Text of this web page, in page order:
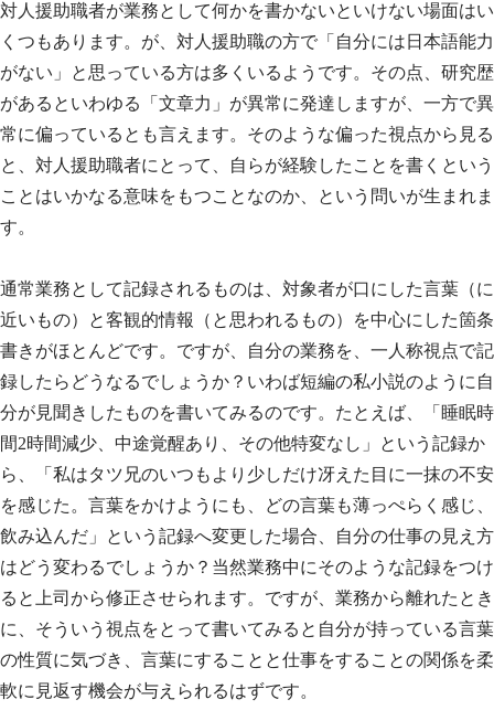
対人援助職者が業務として何かを書かないといけない場面はい
くつもあります。が、対人援助職の方で「自分には日本語能力
がない」と思っている方は多くいるようです。その点、研究歴
があるといわゆる「文章力」が異常に発達しますが、一方で異
常に偏っているとも言えます。そのような偏った視点から見る
と、対人援助職者にとって、自らが経験したことを書くという
ことはいかなる意味をもつことなのか、という問いが生まれま
す。
通常業務として記録されるものは、対象者が口にした言葉（に
近いもの）と客観的情報（と思われるもの）を中心にした箇条
書きがほとんどです。ですが、自分の業務を、一人称視点で記
録したらどうなるでしょうか？いわば短編の私小説のように自
分が見聞きしたものを書いてみるのです。たとえば、「睡眠時
間2時間減少、中途覚醒あり、その他特変なし」という記録か
ら、「私はタツ兄のいつもより少しだけ冴えた目に一抹の不安
を感じた。言葉をかけようにも、どの言葉も薄っぺらく感じ、
飲み込んだ」という記録へ変更した場合、自分の仕事の見え方
はどう変わるでしょうか？当然業務中にそのような記録をつけ
ると上司から修正させられます。ですが、業務から離れたとき
に、そういう視点をとって書いてみると自分が持っている言葉
の性質に気づき、言葉にすることと仕事をすることの関係を柔
軟に見返す機会が与えられるはずです。